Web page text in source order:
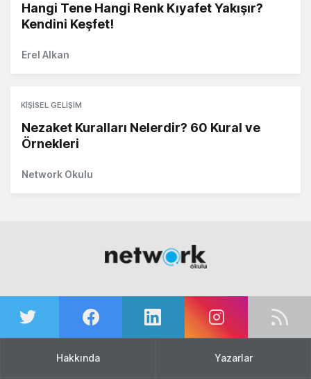
Hangi Tene Hangi Renk Kıyafet Yakışır?
Kendini Keşfet!
Erel Alkan
KIŞISEL GELIŞIM
Nezaket Kuralları Nelerdir? 60 Kural ve
Örnekleri
Network Okulu
Hakkında Yazarlar